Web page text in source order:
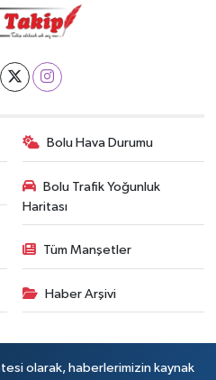
Bolu Hava Durumu
Bolu Trafik Yoğunluk
Haritası
Tüm Manşetler
Haber Arşivi
olarak, haberlerimizin kaynak